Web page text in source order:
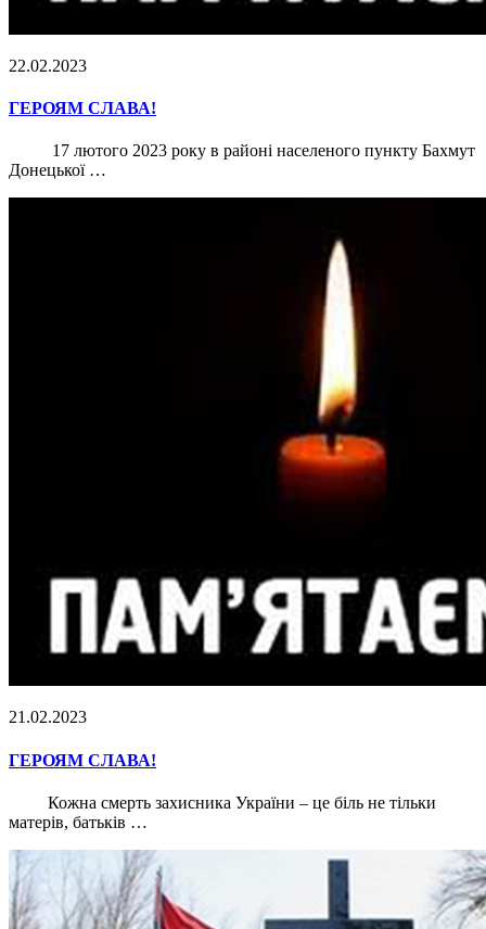
22.02.2023
ГЕРОЯМ СЛАВА!
17 лютого 2023 року в районі населеного пункту Бахмут
Донецької …
21.02.2023
ГЕРОЯМ СЛАВА!
Кожна смерть захисника України – це біль не тільки
матерів, батьків …